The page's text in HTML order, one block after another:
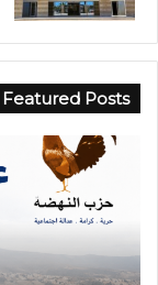
Featured Posts